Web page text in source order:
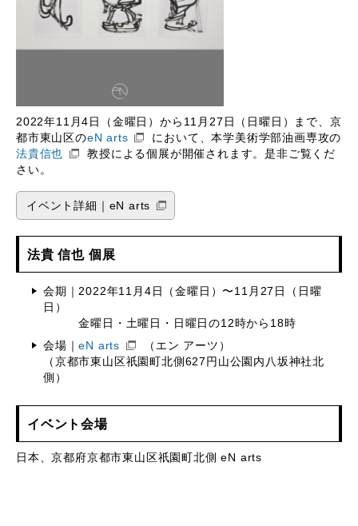
2022年11月4日（金曜日）から11月27日（日曜日）まで、京
都市東山区のeN arts
において、本学美術学部油画専攻の
法貴信也
教授による個展が開催されます。是非ご覧くだ
さい。
イベント詳細｜eN arts
法貴 信也 個展
会期｜2022年11月4日（金曜日）〜11月27日（日曜
日）
金曜日・土曜日・日曜日の12時から18時
会場｜eN arts
（エン アーツ）
（京都市東山区祇園町北側627円山公園内八坂神社北
側）
イベント会場
日本、京都府京都市東山区祇園町北側 eN arts